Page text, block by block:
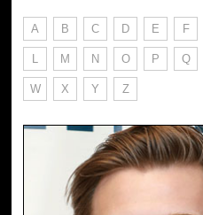
A B C D E F
L M N O P Q
W X Y Z